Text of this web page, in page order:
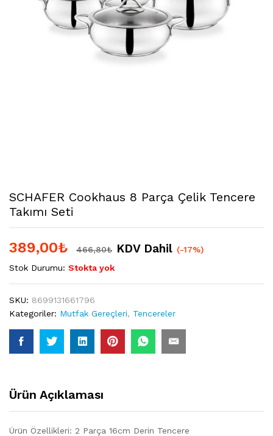
SCHAFER Cookhaus 8 Parça Çelik Tencere
Takımı Seti
389,00₺ 466,80₺ KDV Dahil (-17%)
Stok Durumu: Stokta yok
SKU: 8699131661796
Kategoriler: Mutfak Gereçleri, Tencereler
Ürün Açıklaması
Ürün Özellikleri: 2 Parça 16cm Derin Tencere